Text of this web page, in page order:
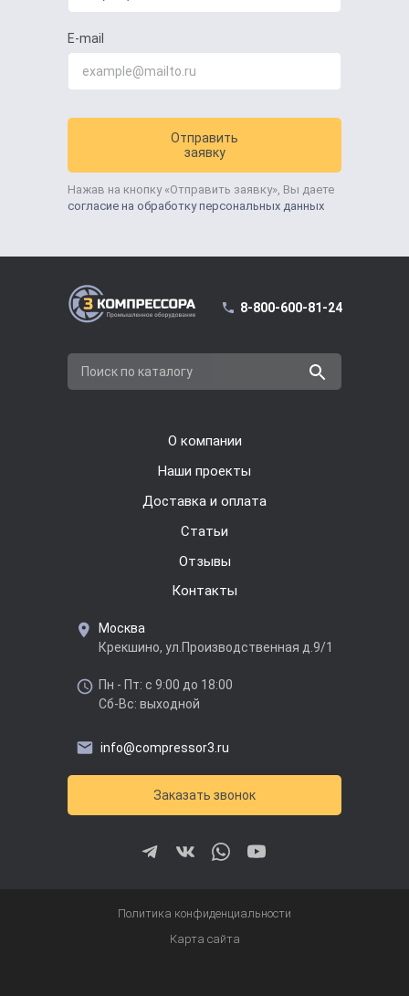
E-mail
Отправить
заявку
Нажав на кнопку «Отправить заявку», Вы даете
согласие на обработку персональных данных
8-800-600-81-24
Поиск по каталогу
О компании
Наши проекты
Доставка и оплата
Cтатьи
Отзывы
Контакты
Москва
Крекшино, ул.Производственная д.9/1
Пн - Пт: с 9:00 до 18:00
Сб-Вс: выходной
info@compressor3.ru
Заказать звонок
Политика конфиденциальности
Карта сайта